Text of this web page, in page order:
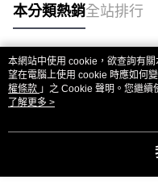
本分類熱銷全站排行
熱門標籤
本網站中使用 cookie，欲查詢有
望在電腦上使用 cookie 時應如何
權條款 」之 Cookie 聲明。您繼
用條款之 Cookie 聲明使用 cookie。
了解更多 >